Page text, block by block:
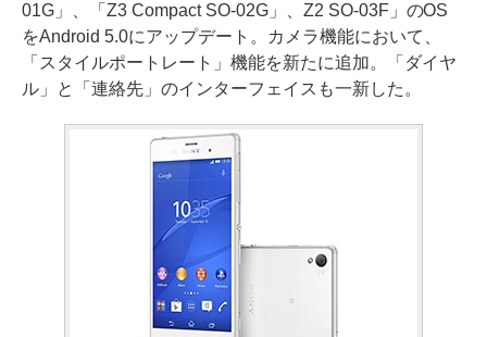
01G」、「Z3 Compact SO-02G」、Z2 SO-03F」のOS
をAndroid 5.0にアップデート。カメラ機能において、
「スタイルポートレート」機能を新たに追加。「ダイヤ
ル」と「連絡先」のインターフェイスも一新した。